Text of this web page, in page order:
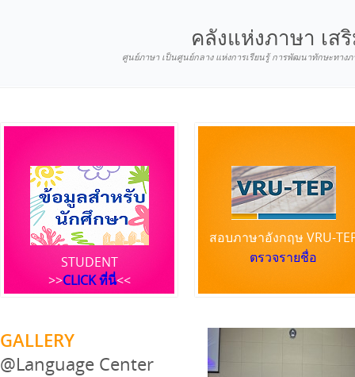
คลังแห่งภาษา เ
ศูนย์ภาษา เป็นศูนย์กลาง แห่งการเรียนรู้ การพัฒนาทักษะทาง
STUDENT
>>CLICK ที่นี่<<
สอบภาษาอังกฤษ VRU-
ตรวจรายชื่อ
GALLERY
@Language Center